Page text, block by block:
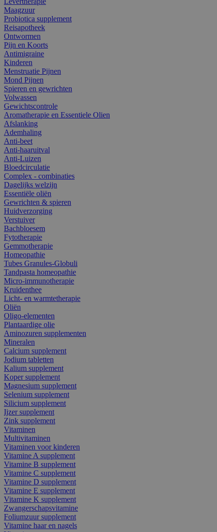
Maagzuur
Probiotica supplement
Reisapotheek
Ontwormen
Pijn en Koorts
Antimigraine
Kinderen
Menstruatie Pijnen
Mond Pijnen
Spieren en gewrichten
Volwassen
Gewichtscontrole
Aromatherapie en Essentiele Olien
Afslanking
Ademhaling
Anti-beet
Anti-haaruitval
Anti-Luizen
Bloedcirculatie
Complex - combinaties
Dagelijks welzijn
Essentiële oliën
Gewrichten & spieren
Huidverzorging
Verstuiver
Bachbloesem
Fytotherapie
Gemmotherapie
Homeopathie
Tubes Granules-Globuli
Tandpasta homeopathie
Micro-immunotherapie
Kruidenthee
Licht- en warmtetherapie
Oliën
Oligo-elementen
Plantaardige olie
Aminozuren supplementen
Mineralen
Calcium supplement
Jodium tabletten
Kalium supplement
Koper supplement
Magnesium supplement
Selenium supplement
Silicium supplement
Ijzer supplement
Zink supplement
Vitaminen
Multivitaminen
Vitaminen voor kinderen
Vitamine A supplement
Vitamine B supplement
Vitamine C supplement
Vitamine D supplement
Vitamine E supplement
Vitamine K supplement
Zwangerschapsvitamine
Foliumzuur supplement
Vitamine haar en nagels